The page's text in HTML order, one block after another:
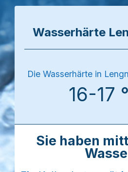
Wasserhärte
Die Wasserhärte in
16-17
Sie haben